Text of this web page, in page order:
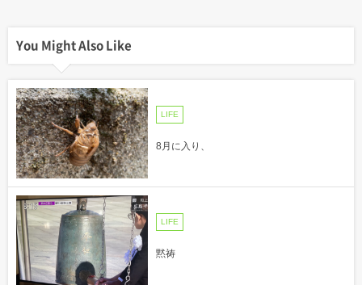
You Might Also Like
LIFE
8月に入り、
LIFE
黙祷